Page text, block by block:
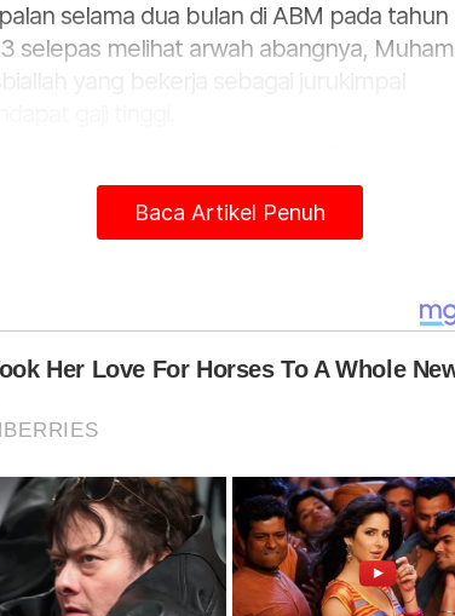
selama dua bulan di ABM pada tahun
selepas melihat arwah abangnya,
yang bekerja sebagai jurukimpal
sekolah fail (gagal), abang
ke sambil dia tunjuk wang gaji
belajar kemahiran di
mula-mula kerja gaji saya hanya
2010, saya diberi kepercayaan jadi
syarikat swasta dengan pendapatan
pada Program TVET Pembinaan Edisi
dan Pertandingan WorldSkills
(WSMB) di Akademi Binaan Malaysia
Timur, Jenagor, di sini semalam.
Baca Artikel Penuh